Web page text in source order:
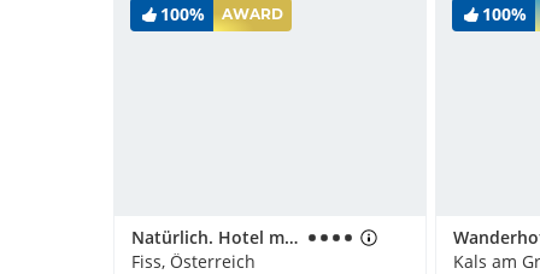
100% AWARD
Natürlich. Hotel mit Charakter
Fiss, Österreich
100%
Kals am